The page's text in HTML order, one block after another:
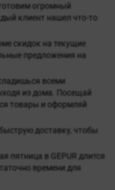
огромный
клиент нашел что-то
скидок на текущие
предложения на
всеми
из дома. Посещай
товары и оформляй
доставку, чтобы
пятница в GEPUR длится
времени для